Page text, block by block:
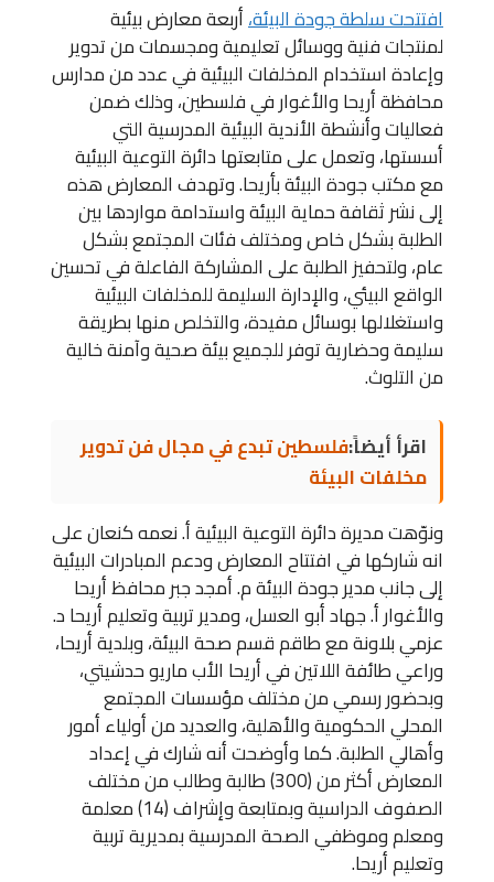
افتتحت سلطة جودة البيئة،أربعة معارض بيئية
لمنتجات فنية ووسائل تعليمية ومجسمات من تدوير
وإعادة استخدام المخلفات البيئية في عدد من مدارس
محافظة أريحا والأغوار في فلسطين، وذلك ضمن
فعاليات وأنشطة الأندية البيئية المدرسية التي
أسستها، وتعمل على متابعتها دائرة التوعية البيئية
مع مكتب جودة البيئة بأريحا. وتهدف المعارض هذه
إلى نشر ثقافة حماية البيئة واستدامة مواردها بين
الطلبة بشكل خاص ومختلف فئات المجتمع بشكل
عام، ولتحفيز الطلبة على المشاركة الفاعلة في تحسين
الواقع البيئي، والإدارة السليمة للمخلفات البيئية
واستغلالها بوسائل مفيدة، والتخلص منها بطريقة
سليمة وحضارية توفر للجميع بيئة صحية وآمنة خالية
من التلوث.
اقرأ أيضاً:فلسطين تبدع في مجال فن تدوير
مخلفات البيئة
ونوّهت مديرة دائرة التوعية البيئية أ. نعمه كنعان على
انه شاركها في افتتاح المعارض ودعم المبادرات البيئية
إلى جانب مدير جودة البيئة م. أمجد جبر محافظ أريحا
والأغوار أ. جهاد أبو العسل، ومدير تربية وتعليم أريحا د.
عزمي بلاونة مع طاقم قسم صحة البيئة، وبلدية أريحا،
وراعي طائفة اللاتين في أريحا الأب ماريو حدشيتي،
وبحضور رسمي من مختلف مؤسسات المجتمع
المحلي الحكومية والأهلية، والعديد من أولياء أمور
وأهالي الطلبة. كما وأوضحت أنه شارك في إعداد
المعارض أكثر من (300) طالبة وطالب من مختلف
الصفوف الدراسية وبمتابعة وإشراف (14) معلمة
ومعلم وموظفي الصحة المدرسية بمديرية تربية
وتعليم أريحا.